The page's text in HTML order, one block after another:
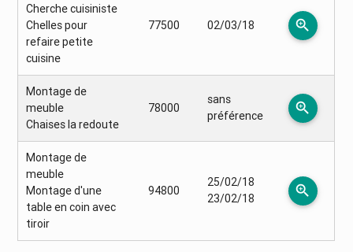
Cherche cuisiniste
Chelles pour
refaire petite
cuisine
77500 02/03/18 zoom_in
Montage de
meuble
Chaises la redoute
78000
sans
préférence
zoom_in
Montage de
meuble
Montage d'une
table en coin avec
tiroir
94800
25/02/18
23/02/18
zoom_in